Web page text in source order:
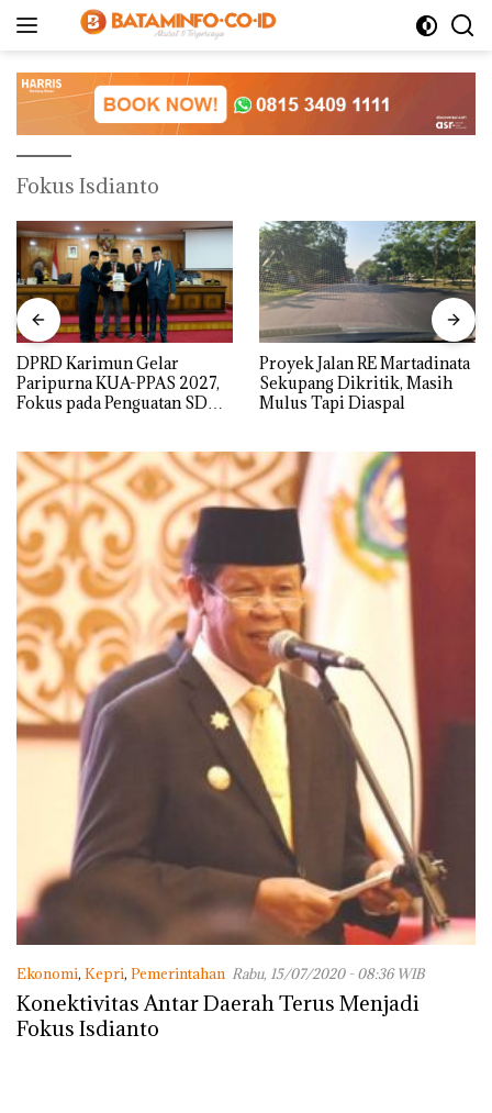
Fokus Isdianto
DPRD Karimun Gelar
Paripurna KUA-PPAS 2027,
Fokus pada Penguatan SDM,
Proyek Jalan RE Martadinata
Sekupang Dikritik, Masih
Mulus Tapi Diaspal
Ekonomi, Kepri, Pemerintahan Rabu, 15/07/2020 - 08:36 WIB
Konektivitas Antar Daerah Terus Menjadi
Fokus Isdianto